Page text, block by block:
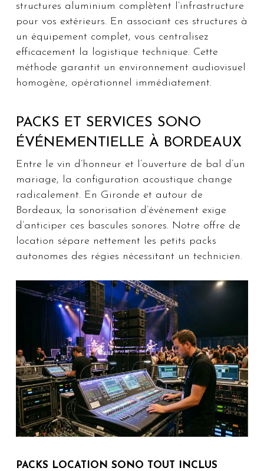
structures aluminium complètent l’infrastructure
pour vos extérieurs. En associant ces structures à
un équipement complet, vous centralisez
efficacement la logistique technique. Cette
méthode garantit un environnement audiovisuel
homogène, opérationnel immédiatement.
PACKS ET SERVICES SONO
ÉVÉNEMENTIELLE À BORDEAUX
Entre le vin d’honneur et l’ouverture de bal d’un
mariage, la configuration acoustique change
radicalement. En Gironde et autour de
Bordeaux, la sonorisation d’événement exige
d’anticiper ces bascules sonores. Notre offre de
location sépare nettement les petits packs
autonomes des régies nécessitant un technicien.
PACKS LOCATION SONO TOUT INCLUS